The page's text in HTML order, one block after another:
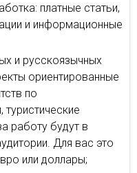
платные статьи,
и информационные
и русскоязычных
ориентированные
по
туристические
работу будут в
Для вас это
или доллары;